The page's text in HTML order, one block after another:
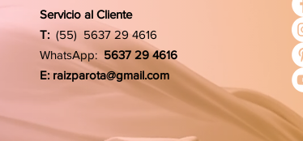
Servicio al Cliente
T: (55) 5637 29 4616
WhatsApp: 5637 29 4616
E: raizparota@gmail.com